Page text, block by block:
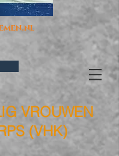
VROUWEN
(VHK)